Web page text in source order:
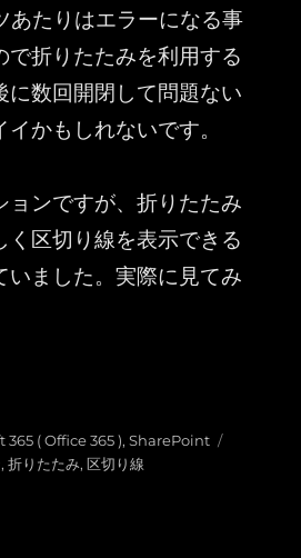
あたりはエラーになる事
で折りたたみを利用する
に数回開閉して問題ない
かもしれないです。
ョンですが、折りたたみ
く区切り線を表示できる
いました。実際に見てみ
ョンを折りたたみ可能にした時の
365 ( Office 365 ),SharePoint
,折りたたみ,区切り線